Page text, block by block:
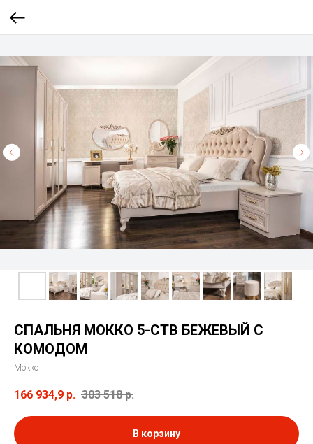
СПАЛЬНЯ МОККО 5-СТВ БЕЖЕВЫЙ С
КОМОДОМ
Мокко
166 934,9 р. 303 518 р.
В корзину